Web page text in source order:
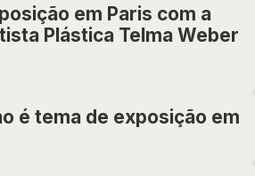
em Paris com a
Plástica Telma Weber
é tema de exposição em